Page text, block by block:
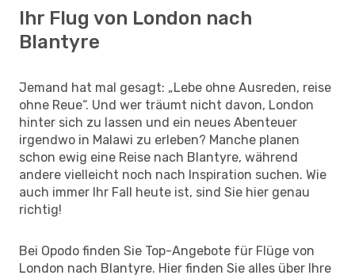
Ihr Flug von London nach
Blantyre
Jemand hat mal gesagt: „Lebe ohne Ausreden, reise
ohne Reue“. Und wer träumt nicht davon, London
hinter sich zu lassen und ein neues Abenteuer
irgendwo in Malawi zu erleben? Manche planen
schon ewig eine Reise nach Blantyre, während
andere vielleicht noch nach Inspiration suchen. Wie
auch immer Ihr Fall heute ist, sind Sie hier genau
richtig!
Bei Opodo finden Sie Top-Angebote für Flüge von
London nach Blantyre. Hier finden Sie alles über Ihre